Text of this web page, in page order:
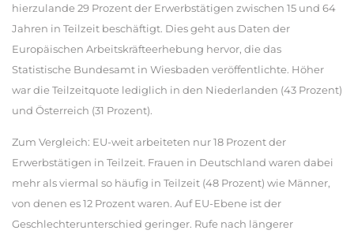
hierzulande 29 Prozent der Erwerbstätigen zwischen 15 und 64
Jahren in Teilzeit beschäftigt. Dies geht aus Daten der
Europäischen Arbeitskräfteerhebung hervor, die das
Statistische Bundesamt in Wiesbaden veröffentlichte. Höher
war die Teilzeitquote lediglich in den Niederlanden (43 Prozent)
und Österreich (31 Prozent).
Zum Vergleich: EU-weit arbeiteten nur 18 Prozent der
Erwerbstätigen in Teilzeit. Frauen in Deutschland waren dabei
mehr als viermal so häufig in Teilzeit (48 Prozent) wie Männer,
von denen es 12 Prozent waren. Auf EU-Ebene ist der
Geschlechterunterschied geringer. Rufe nach längerer